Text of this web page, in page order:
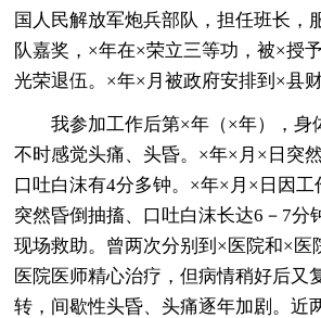
国人民解放军炮兵部队，担任班长，
队嘉奖，×年在×荣立三等功，被×授
光荣退伍。×年×月被政府安排到×县财
我参加工作后第×年（×年），身
不时感觉头痛、头昏。×年×月×日突
口吐白沫有4分多钟。×年×月×日因工
突然昏倒抽搐、口吐白沫长达6－7分
现场救助。曾两次分别到×医院和×医
医院医师精心治疗，但病情稍好后又
转，间歇性头昏、头痛逐年加剧。近